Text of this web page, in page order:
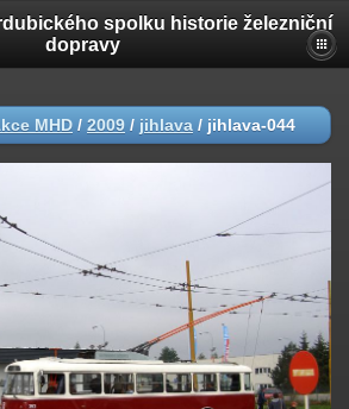
spolku historie železniční
dopravy
MHD / 2009 / jihlava / jihlava-044